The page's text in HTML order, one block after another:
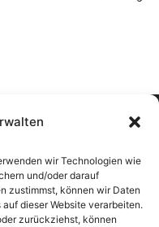
wir Technologien wie
und/oder darauf
zustimmst, können wir Daten
dieser Website verarbeiten.
zurückziehst, können